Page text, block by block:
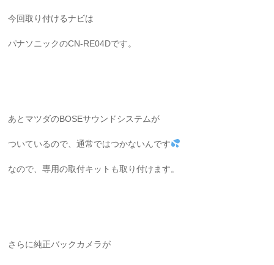
今回取り付けるナビは
パナソニックのCN-RE04Dです。
あとマツダのBOSEサウンドシステムが
ついているので、通常ではつかないんです
なので、専用の取付キットも取り付けます。
さらに純正バックカメラが